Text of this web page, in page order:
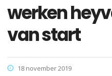
werken
van start
18 november 2019